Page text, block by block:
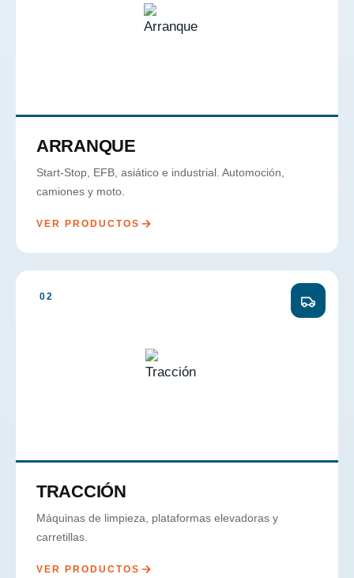
ARRANQUE
Start-Stop, EFB, asiático e industrial. Automoción,
camiones y moto.
VER PRODUCTOS
02
TRACCIÓN
Máquinas de limpieza, plataformas elevadoras y
carretillas.
VER PRODUCTOS